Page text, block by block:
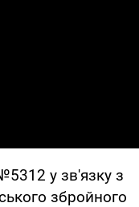
Video
у зв'язку з
збройного